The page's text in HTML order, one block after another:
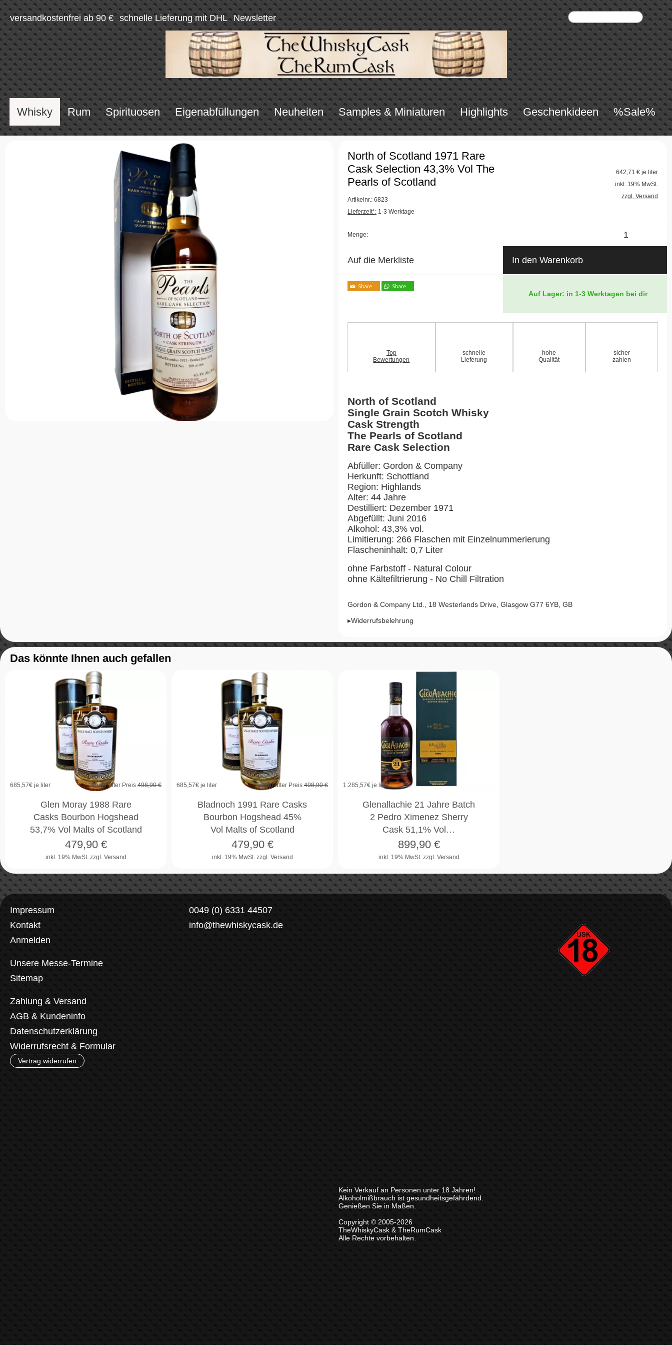
versandkostenfrei ab 90 € schnelle Lieferung mit DHL Newsletter
Whisky Rum Spirituosen Eigenabfüllungen Neuheiten Samples & Miniaturen Highlights Geschenkideen %Sale%
North of Scotland 1971 Rare
Cask Selection 43,3% Vol The
Pearls of Scotland
Artikelnr.: 6823
Lieferzeit*: 1-3 Werktage
642,71 € je liter
inkl. 19% MwSt.
zzgl. Versand
Menge:
Auf die Merkliste In den Warenkorb
Auf Lager: in 1-3 Werktagen bei dir
Top
Bewertungen
schnelle
Lieferung
hohe
Qualität
sicher
zahlen
North of Scotland
Single Grain Scotch Whisky
Cask Strength
The Pearls of Scotland
Rare Cask Selection
Abfüller: Gordon & Company
Herkunft: Schottland
Region: Highlands
Alter: 44 Jahre
Destilliert: Dezember 1971
Abgefüllt: Juni 2016
Alkohol: 43,3% vol.
Limitierung: 266 Flaschen mit Einzelnummerierung
Flascheninhalt: 0,7 Liter
ohne Farbstoff - Natural Colour
ohne Kältefiltrierung - No Chill Filtration
Gordon & Company Ltd., 18 Westerlands Drive, Glasgow G77 6YB, GB
▸Widerrufsbelehrung
Das könnte Ihnen auch gefallen
685,57€ je liter unser alter Preis 498,90 €
Glen Moray 1988 Rare
Casks Bourbon Hogshead
53,7% Vol Malts of Scotland
inkl. 19% MwSt. zzgl. Versand
479,90€
685,57€ je liter unser alter Preis 498,90 €
Bladnoch 1991 Rare Casks
Bourbon Hogshead 45%
Vol Malts of Scotland
inkl. 19% MwSt. zzgl. Versand
479,90€
1.285,57€ je liter
Glenallachie 21 Jahre Batch
2 Pedro Ximenez Sherry
Cask 51,1% Vol…
inkl. 19% MwSt. zzgl. Versand
899,90€
Impressum
Kontakt
Anmelden
Unsere Messe-Termine
Sitemap
Zahlung & Versand
AGB & Kundeninfo
Datenschutzerklärung
Widerrufsrecht & Formular
Vertrag widerrufen
0049 (0) 6331 44507
info@thewhiskycask.de
Kein Verkauf an Personen unter 18 Jahren!
Alkoholmißbrauch ist gesundheitsgefährdend.
Genießen Sie in Maßen.
Copyright © 2005-2026
TheWhiskyCask & TheRumCask
Alle Rechte vorbehalten.